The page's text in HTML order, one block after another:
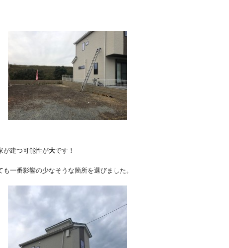
が建つ可能性が大です！
一番影響の少なそうな箇所を選びました。